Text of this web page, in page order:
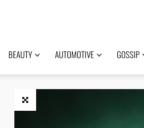
BEAUTY AUTOMOTIVE GOSSIP